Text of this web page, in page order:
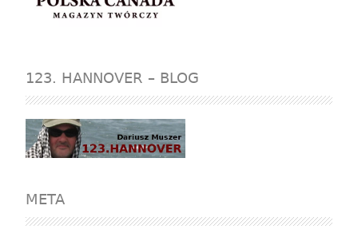
123. HANNOVER – BLOG
META